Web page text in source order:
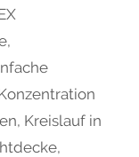
,
, Kreislauf in
,